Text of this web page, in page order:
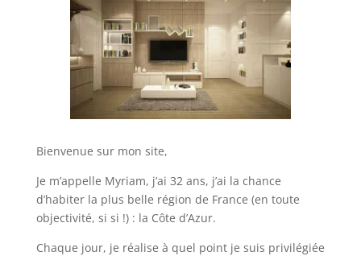
Bienvenue sur mon site,
Je m’appelle Myriam, j’ai 32 ans, j’ai la chance
d’habiter la plus belle région de France (en toute
objectivité, si si !) : la Côte d’Azur.
Chaque jour, je réalise à quel point je suis privilégiée